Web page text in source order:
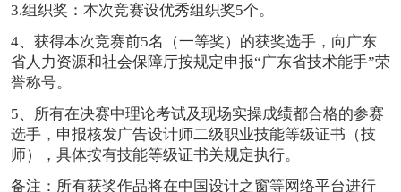
3.组织奖：本次竞赛设优秀组织奖5个。
4、获得本次竞赛前5名（一等奖）的获奖选手，向广东
省人力资源和社会保障厅按规定申报“广东省技术能手”荣
誉称号。
5、所有在决赛中理论考试及现场实操成绩都合格的参赛
选手，申报核发广告设计师二级职业技能等级证书（技
师），具体按有技能等级证书关规定执行。
备注：所有获奖作品将在中国设计之窗等网络平台进行